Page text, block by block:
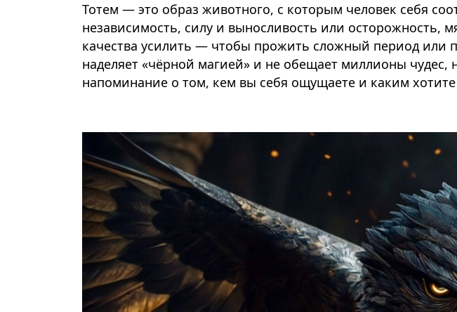
Тотем — это образ животного, с которым человек себя
независимость, силу и выносливость или осторожность,
качества усилить — чтобы прожить сложный период или
наделяет «чёрной магией» и не обещает миллионы чудес,
напоминание о том, кем вы себя ощущаете и каким